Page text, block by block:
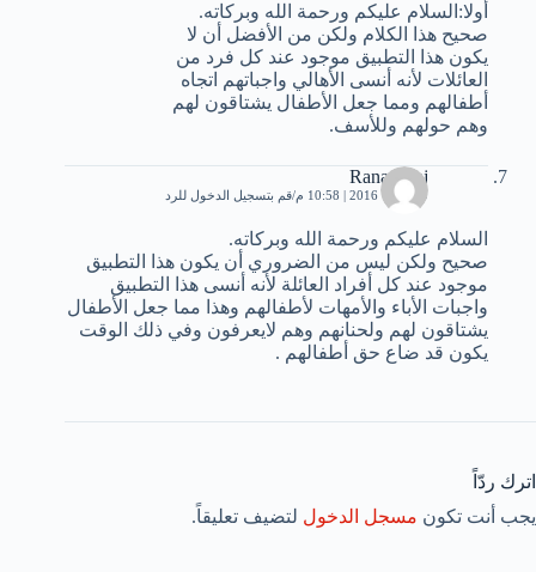
أولا:السلام عليكم ورحمة الله وبركاته.
صحيح هذا الكلام ولكن من الأفضل أن لا
يكون هذا التطبيق موجود عند كل فرد من
العائلات لأنه أنسى الأهالي واجباتهم اتجاه
أطفالهم ومما جعل الأطفال يشتاقون لهم
وهم حولهم وللأسف.
Rana Baaj
9 أكتوبر، 2016 | 10:58 م قم بتسجيل الدخول للرد
السلام عليكم ورحمة الله وبركاته.
صحيح ولكن ليس من الضروري أن يكون هذا التطبيق
موجود عند كل أفراد العائلة لأنه أنسى هذا التطبيق
واجبات الأباء والأمهات لأطفالهم وهذا مما جعل الأطفال
يشتاقون لهم ولحنانهم وهم لايعرفون وفي ذلك الوقت
يكون قد ضاع حق أطفالهم .
اترك ردّاً
يجب أنت تكون مسجل الدخول لتضيف تعليقاً.